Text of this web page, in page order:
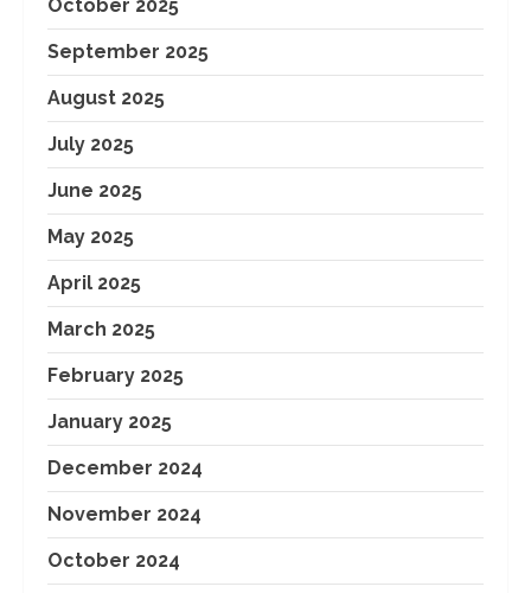
October 2025
September 2025
August 2025
July 2025
June 2025
May 2025
April 2025
March 2025
February 2025
January 2025
December 2024
November 2024
October 2024